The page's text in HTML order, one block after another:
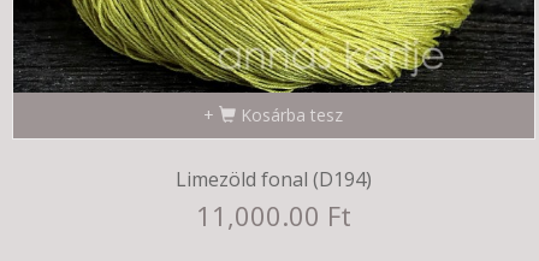
Kosárba tesz
Limezöld fonal (D194)
11,000.00 Ft